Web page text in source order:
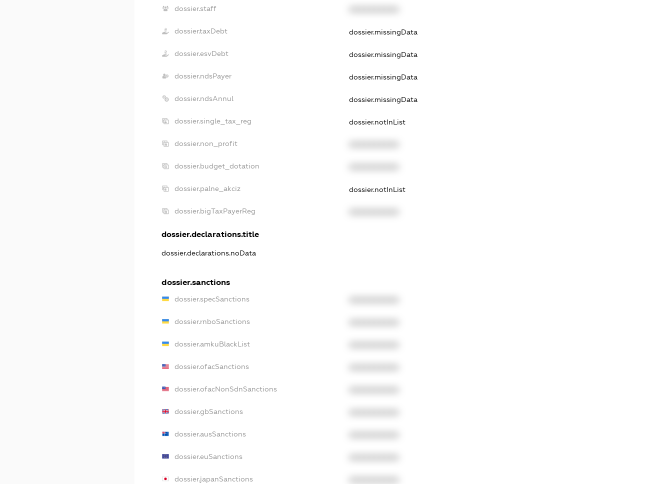
dossier.staff
dossier.taxDebt dossier.missingData
dossier.esvDebt dossier.missingData
dossier.ndsPayer dossier.missingData
dossier.ndsAnnul dossier.missingData
dossier.single_tax_reg dossier.notInList
dossier.non_profit
dossier.budget_dotation
dossier.palne_akciz dossier.notInList
dossier.bigTaxPayerReg
dossier.declarations.title
dossier.declarations.noData
dossier.sanctions
dossier.specSanctions
dossier.rnboSanctions
dossier.amkuBlackList
dossier.ofacSanctions
dossier.ofacNonSdnSanctions
dossier.gbSanctions
dossier.ausSanctions
dossier.euSanctions
dossier.japanSanctions